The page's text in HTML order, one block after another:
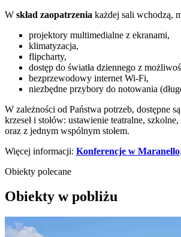
W skład zaopatrzenia każdej sali wchodzą,
projektory multimedialne z ekranami,
klimatyzacja,
flipcharty,
dostęp do światła dziennego z
bezprzewodowy internet Wi-Fi,
niezbędne przybory do notowania
W zależności od Państwa potrzeb, dostępne
krzeseł i stołów: ustawienie teatralne,
oraz z jednym wspólnym stołem.
Więcej informacji: Konferencje w Maranello.
Obiekty polecane
Obiekty w pobliżu